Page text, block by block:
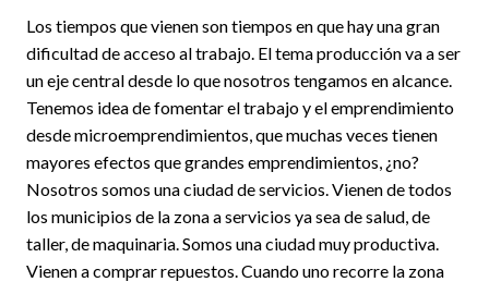
Los tiempos que vienen son tiempos en que hay una gran
dificultad de acceso al trabajo. El tema producción va a ser
un eje central desde lo que nosotros tengamos en alcance.
Tenemos idea de fomentar el trabajo y el emprendimiento
desde microemprendimientos, que muchas veces tienen
mayores efectos que grandes emprendimientos, ¿no?
Nosotros somos una ciudad de servicios. Vienen de todos
los municipios de la zona a servicios ya sea de salud, de
taller, de maquinaria. Somos una ciudad muy productiva.
Vienen a comprar repuestos. Cuando uno recorre la zona